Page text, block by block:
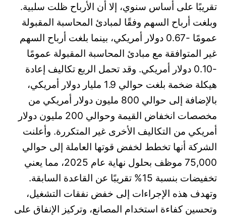
تقريبًا على أساس سنوي، إلا أن الأرباح ظلت سلبية.
وبلغت أرباح السهم وفقًا لمبادئ المحاسبة المقبولة
عمومًا -0.67 دولار أمريكي، بينما بلغت أرباح السهم
غير المتوافقة مع مبادئ المحاسبة المقبولة عمومًا
-0.10 دولار أمريكي. وقد تحمل الربع تكاليف إعادة
هيكلة ضخمة بلغت حوالي 1.9 مليار دولار أمريكي،
بالإضافة إلى حوالي 800 مليون دولار أمريكي من
مخصصات انخفاض القيمة وحوالي 200 مليون دولار
أمريكي من التكاليف الأخرى غير المتكررة. وأعلنت
الشركة أنها تخطط لخفض قوتها العاملة إلى حوالي
75,000 موظف بحلول نهاية عام 2025، مما يعني
تخفيضات بنسبة 15% تقريبًا عن القاعدة السابقة.
وتهدف هذه الإجراءات إلى خفض نفقات التشغيل،
وتحسين كفاءة استخدام المصانع، وتركيز الإنفاق على